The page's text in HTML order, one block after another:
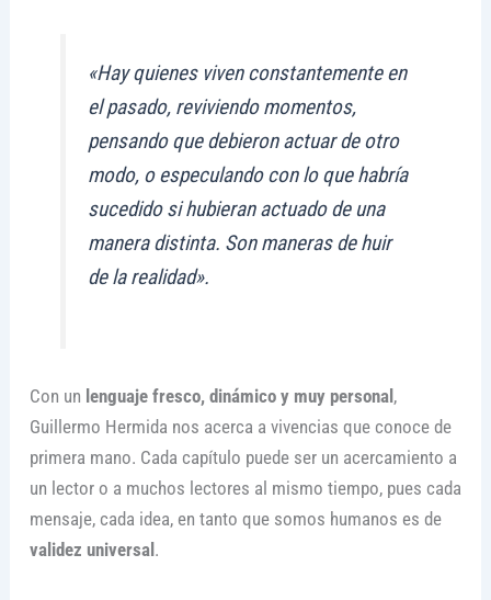
«Hay quienes viven constantemente en
el pasado, reviviendo momentos,
pensando que debieron actuar de otro
modo, o especulando con lo que habría
sucedido si hubieran actuado de una
manera distinta. Son maneras de huir
de la realidad».
Con un lenguaje fresco, dinámico y muy personal ,
Guillermo Hermida nos acerca a vivencias que conoce de
primera mano. Cada capítulo puede ser un acercamiento a
un lector o a muchos lectores al mismo tiempo, pues cada
mensaje, cada idea, en tanto que somos humanos es de
validez universal .